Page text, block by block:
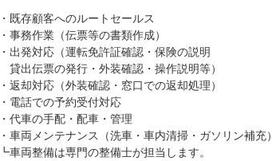
・既存顧客へのルートセールス
・事務作業（伝票等の書類作成）
・出発対応（運転免許証確認・保険の説明
貸出伝票の発行・外装確認・操作説明等）
・返却対応（外装確認・窓口での返却処理）
・電話での予約受付対応
・代車の手配・配車・管理
・車両メンテナンス（洗車・車内清掃・ガソリン補充）
┗車両整備は専門の整備士が担当します。